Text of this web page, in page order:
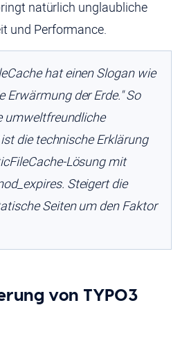
natürlich unglaubliche
und Performance.
hat einen Slogan wie
Erwärmung der Erde." So
umweltfreundliche
die technische Erklärung
Lösung mit
Steigert die
Seiten um den Faktor
von TYPO3